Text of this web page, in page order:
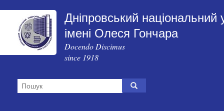
Дніпровський національний
імені Олеся Гончара
Docendo Discimus
since 1918